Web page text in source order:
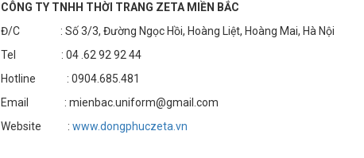
CÔNG TY TNHH THỜI TRANG ZETA MIỀN BẮC
Đ/C : Số 3/3, Đường Ngọc Hồi, Hoàng Liệt, Hoàng Mai, Hà Nội
Tel : 04 .62 92 92 44
Hotline : 0904.685.481
Email : mienbac.uniform@gmail.com
Website : www.dongphuczeta.vn